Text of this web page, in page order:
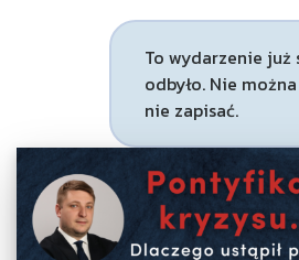
To wydarzenie już
odbyło. Nie
nie zapisać.